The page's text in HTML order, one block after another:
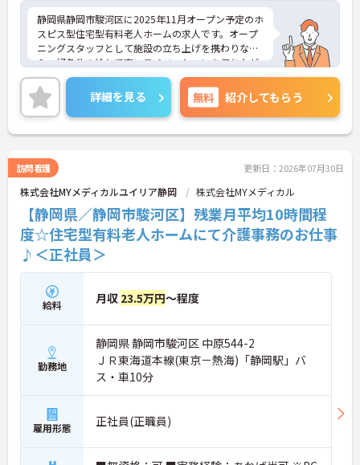
なり少なめに抑えられます
・夜勤明けの翌日は原則としてお休みとなるシフト
編成が組まれており、しっかりと休息を取りながら
長期的な就業が可能です
＜評価制度でキャリアアップ＞
・介護福祉士や初任者研修などの資格や実務経験、
夜勤回数がしっかりと給与に反映されるためモチベ
ーションを維持できます
・年次を問わずリーダーや主任などのマネジメント
職へ昇格する事例も多数あり、腰を据えて長期的な
静岡県静岡市駿河区に2025年11月オープン予定のホ
スピス型住宅型有料老人ホームの求人です。オープ
ニングスタッフとして施設の立ち上げを携わりなが
ら、好条件の給与で高いモチベーションを保ちなが
ら勤務することができます。
終末期の患者様やご家族に寄り添い「その人らしい
最期を支える」という看護師としての本質的な役割
を実感できる場です。医療的ケアだけでなく、精神
的・社会的なサポートも重視されるため、患者さん
りがいになります。
ご興味をお持ちの方はお気軽にお問い合わせくださ
い！
詳細を見る 無料 紹介してもらう
訪問看護 更新日：2026年07月30日
株式会社MYメディカルユイリア静岡 株式会社MYメディカル
【静岡県／静岡市駿河区】残業月平均10時間程
度☆住宅型有料老人ホームにて介護事務のお仕事
♪＜正社員＞
給料 月収 23.5万円～程度
勤務地
静岡県 静岡市駿河区 中原544-2
ＪＲ東海道本線(東京－熱海)「静岡駅」バ
ス・車10分
雇用形態 正社員(正職員)